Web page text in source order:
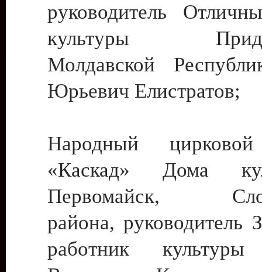
руководитель
культуры
Молдавской
Юрьевич Елистратов;
Народный цирковой
«Каскад» Дома
Первомайск,
района, руководитель
работник культуры